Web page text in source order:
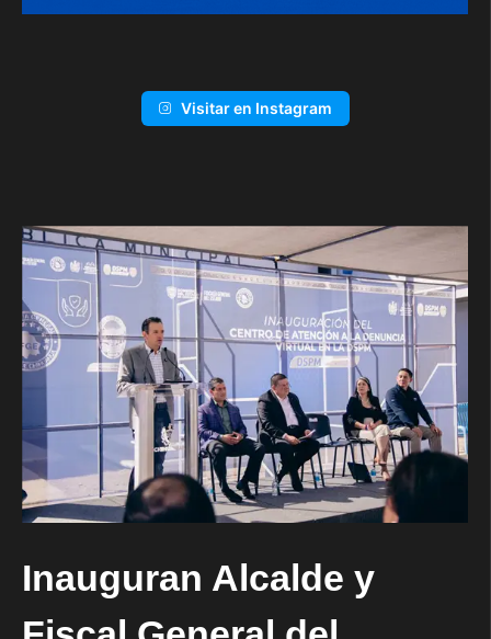
Visitar en Instagram
Inauguran Alcalde y